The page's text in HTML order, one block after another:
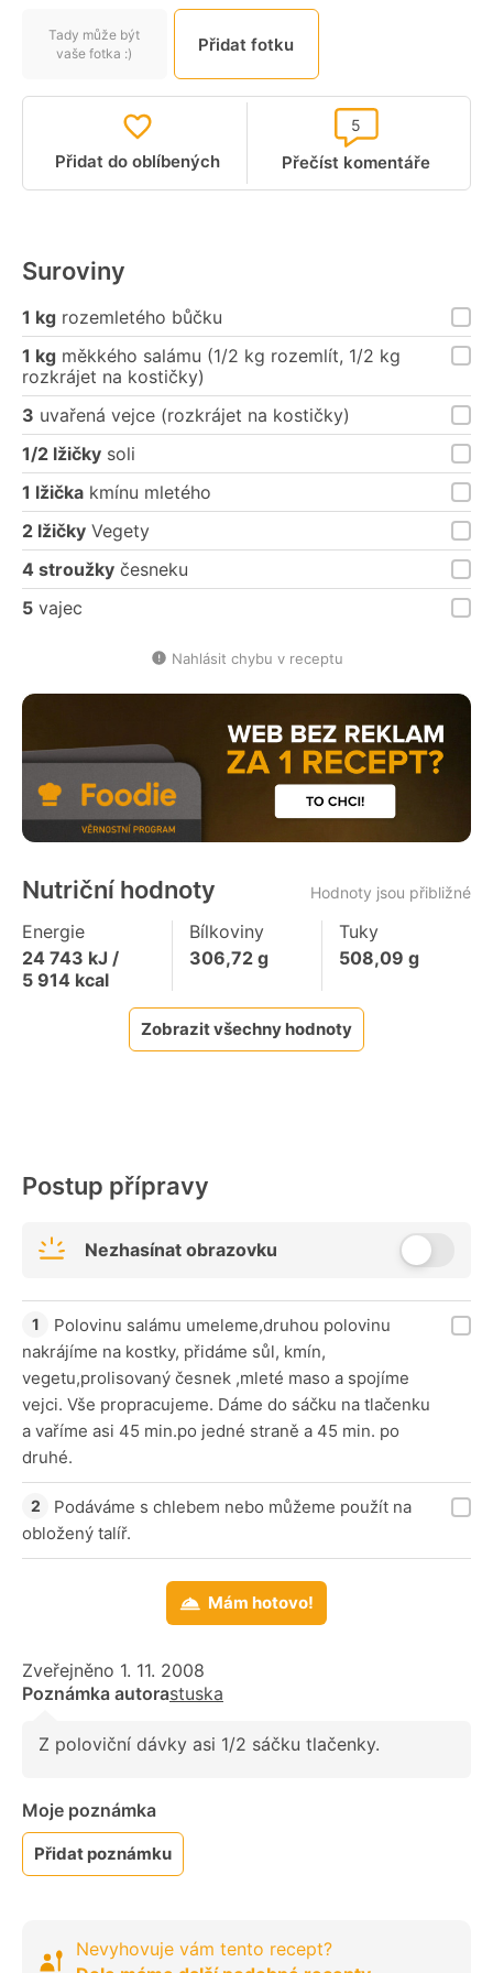
Tady může být
vaše fotka :)
Přidat fotku
Přidat do oblíbených Přečíst komentáře
5
Suroviny
1 kg rozemletého bůčku
1 kg měkkého salámu (1/2 kg rozemlít, 1/2 kg
rozkrájet na kostičky)
3 uvařená vejce (rozkrájet na kostičky)
1/2 lžičky soli
1 lžička kmínu mletého
2 lžičky Vegety
4 stroužky česneku
5 vajec
Nahlásit chybu v receptu
Nutriční hodnoty Hodnoty jsou přibližné
Energie
24 743 kJ /
5 914 kcal
Bílkoviny
306,72g
Tuky
508,09 g
Zobrazit všechny hodnoty
Postup přípravy
Nezhasínat obrazovku
Polovinu salámu umeleme,druhou polovinu
nakrájíme na kostky, přidáme sůl, kmín,
vegetu,prolisovaný česnek ,mleté maso a spojíme
vejci. Vše propracujeme. Dáme do sáčku na tlačenku
a vaříme asi 45 min.po jedné straně a 45 min. po
druhé.
Podáváme s chlebem nebo můžeme použít na
obložený talíř.
Mám hotovo!
Zveřejněno 1. 11. 2008
Poznámka autorastuska
Z poloviční dávky asi 1/2 sáčku tlačenky.
Moje poznámka
Přidat poznámku
Nevyhovuje vám tento recept?